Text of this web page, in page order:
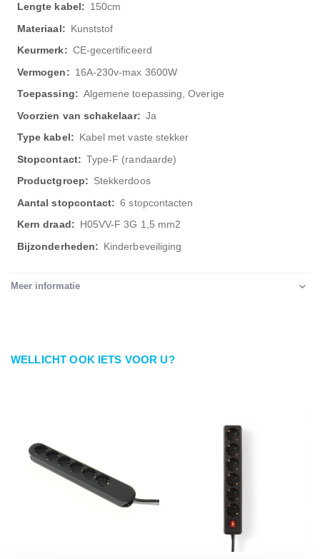
150cm
Kunststof
CE-gecertificeerd
16A-230v-max 3600W
Algemene toepassing, Overige
Ja
Kabel met vaste stekker
Type-F (randaarde)
Stekkerdoos
6 stopcontacten
H05VV-F 3G 1,5 mm2
Kinderbeveiliging
Meer informatie
WELLICHT OOK IETS VOOR U?